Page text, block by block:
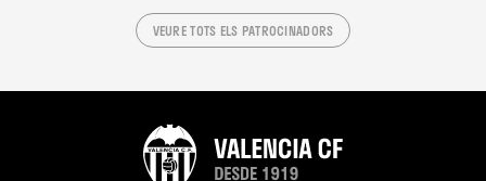
VEURE TOTS ELS PATROCINADORS